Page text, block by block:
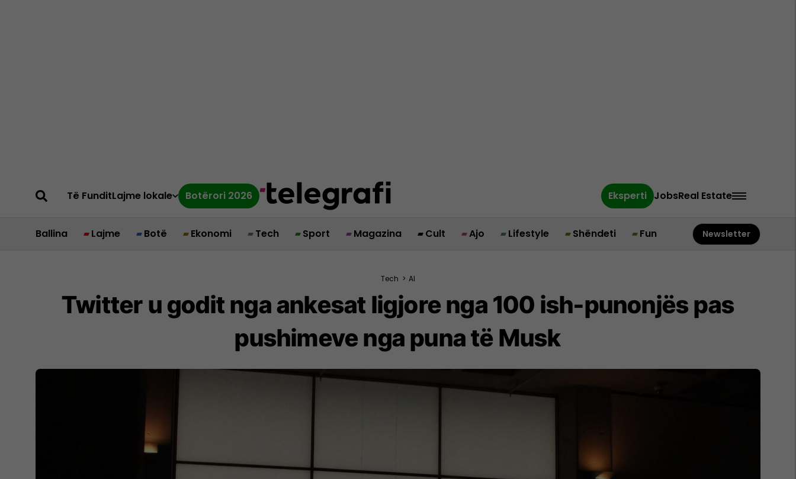
Të FunditLajme lokale Botërori 2026 Eksperti JobsReal Estate
Ballina Lajme Botë Ekonomi Tech Sport Magazina Cult Ajo Lifestyle Shëndeti Fun Newsletter
Tech > AI
Twitter u godit nga ankesat ligjore nga 100 ish-punonjës pas
pushimeve nga puna të Musk